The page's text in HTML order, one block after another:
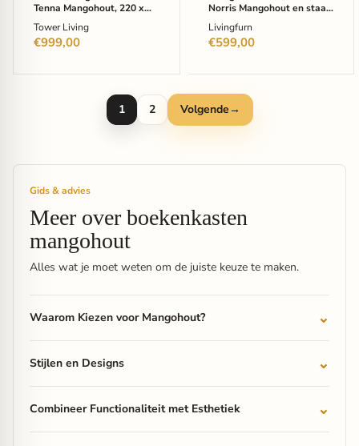
Tenna Mangohout, 220 x
Tower Living
€999,00
Zwart
Norris Mangohout en staal,
Livingfurn
€599,00
1 2 Volgende→
Gids & advies
Meer over boekenkasten
mangohout
Alles wat je moet weten om de juiste keuze te maken.
Waarom Kiezen voor Mangohout?
Stijlen en Designs
Combineer Functionaliteit met Esthetiek